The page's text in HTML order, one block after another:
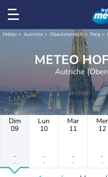
Météo Autriche Oberösterreich Perg
Autriche
Dim
09
-
-
Lun
10
-
-
Mar
11
-
-
Mer
12
-
-